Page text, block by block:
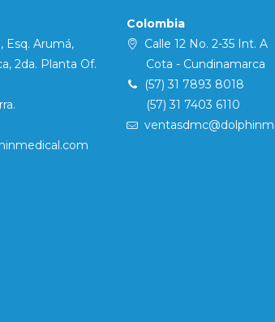
Esq. Arumá,
2da. Planta Of.
Colombia
Calle 12 No. 2-35 Int. A
Cota - Cundinamarca
(57) 31 7893 8018
(57) 31 7403 6110